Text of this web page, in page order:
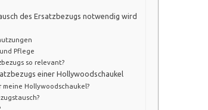
des Ersatzbezugs notwendig wird
Pflege
so relevant?
einer Hollywoodschaukel
Hollywoodschaukel?